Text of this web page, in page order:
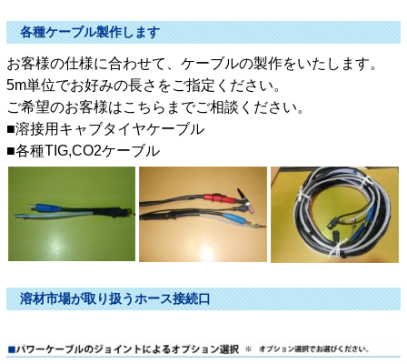
各種ケーブル製作します
お客様の仕様に合わせて、ケーブルの製作をいたします。
5m単位でお好みの長さをご指定ください。
ご希望のお客様はこちらまでご相談ください。
■溶接用キャブタイヤケーブル
■各種TIG,CO2ケーブル
溶材市場が取り扱うホース接続口